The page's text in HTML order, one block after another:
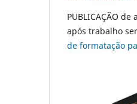
PUBLICAÇÃO
após trabalho
de formatação